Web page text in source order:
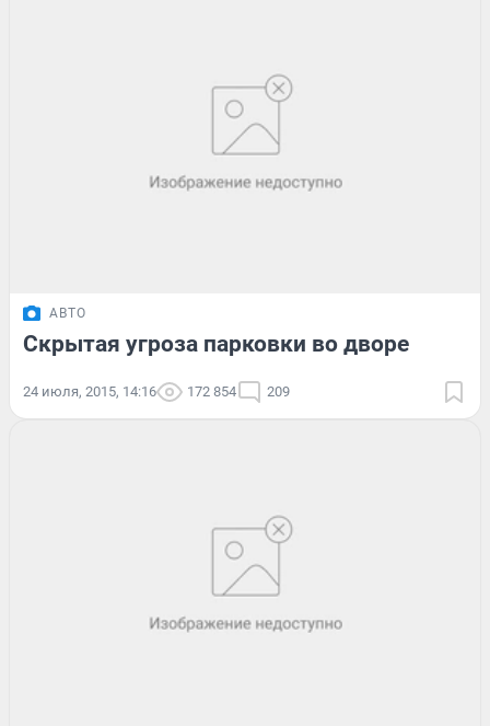
АВТО
Скрытая угроза парковки во дворе
24 июля, 2015, 14:16 172 854 209